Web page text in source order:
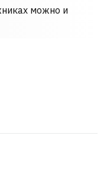
можно и